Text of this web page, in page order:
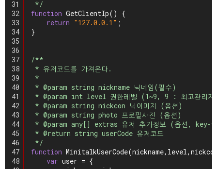
31
32
33
34
35
36
37
38
39
40
41
42
43
44
45
46
47
48
*/
function GetClientIp() {
return "127.0.0.1" ;
}
/**
* 유저코드를 가져온다.
*
* @param string nickname 닉네임(필수)
* @param int level 권한레벨 (1~9, 9 : 최고관리
* @param string nickcon 닉이미지 (옵션)
* @param string photo 프로필사진 (옵션)
* @param any[] extras 유저 추가정보 (옵션, key-
* @return string userCode 유저코드
*/
function
var user = {